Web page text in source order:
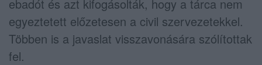
ebadót és azt kifogásolták, hogy a tárca nem
egyeztetett előzetesen a civil szervezetekkel.
Többen is a javaslat visszavonására szólítottak
fel.